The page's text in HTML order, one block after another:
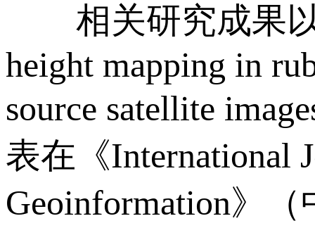
相关研究成果以
height mapping in
source satellite
表在《International
Geoinformation》